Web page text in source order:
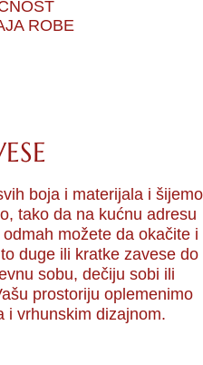
ROBE
boja i materijala i šijemo
tako da na kućnu adresu
možete da okačite i
duge ili kratke zavese do
sobu, dečiju sobi ili
prostoriju oplemenimo
i vrhunskim dizajnom.